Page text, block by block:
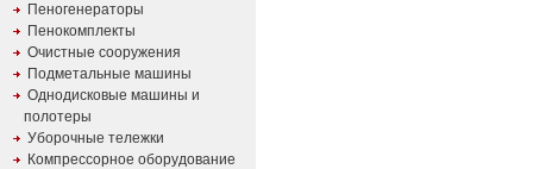
Пеногенераторы
Пенокомплекты
Очистные сооружения
Подметальные машины
Однодисковые машины и
полотеры
Уборочные тележки
Компрессорное оборудование